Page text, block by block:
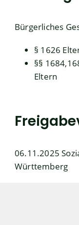
Bürgerliches
§ 1626
§§
Eltern
06.11.2025
Württemberg